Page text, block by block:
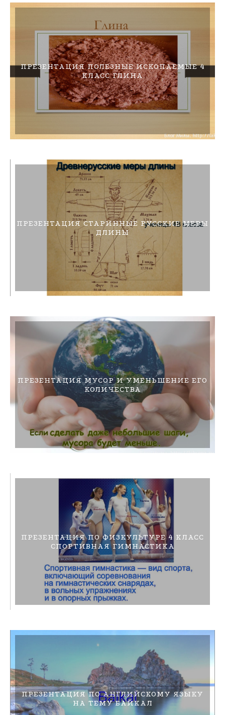
ПРЕЗЕНТАЦИЯ ПОЛЕЗНЫЕ ИСКОПАЕМЫЕ 4
КЛАСС ГЛИНА
ПРЕЗЕНТАЦИЯ СТАРИННЫЕ РУССКИЕ МЕРЫ
ДЛИНЫ
ПРЕЗЕНТАЦИЯ МУСОР И УМЕНЬШЕНИЕ ЕГО
КОЛИЧЕСТВА
ПРЕЗЕНТАЦИЯ ПО ФИЗКУЛЬТУРЕ 4 КЛАСС
СПОРТИВНАЯ ГИМНАСТИКА
ПРЕЗЕНТАЦИЯ ПО АНГЛИЙСКОМУ ЯЗЫКУ
НА ТЕМУ БАЙКАЛ